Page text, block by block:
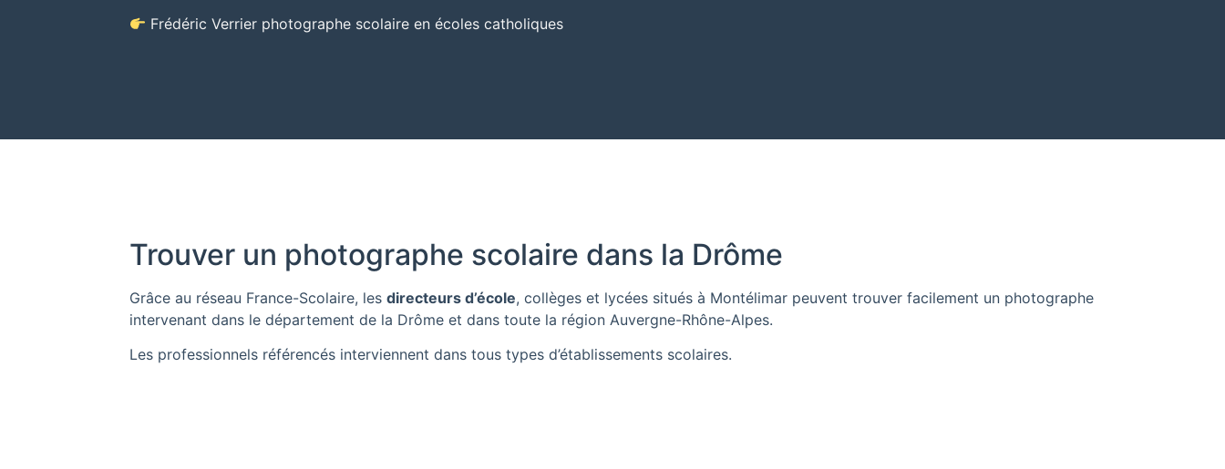
Frédéric Verrier photographe scolaire en écoles catholiques
Trouver un photographe scolaire dans la Drôme
Grâce au réseau France-Scolaire, les directeurs d’école, collèges et lycées situés à Montélimar peuvent trouver facilement un photographe
intervenant dans le département de la Drôme et dans toute la région Auvergne-Rhône-Alpes.
Les professionnels référencés interviennent dans tous types d’établissements scolaires.